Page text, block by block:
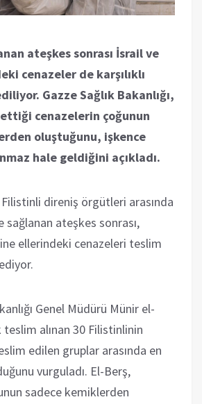
ateşkes sonrası İsrail ve
cenazeler de karşılıklı
Gazze Sağlık Bakanlığı,
cenazelerin çoğunun
oluştuğunu, işkence
hale geldiğini açıkladı.
direniş örgütleri arasında
sağlanan ateşkes sonrası,
ellerindeki cenazeleri teslim
Genel Müdürü Münir el-
alınan 30 Filistinlinin
edilen gruplar arasında en
vurguladı. El-Berş,
sadece kemiklerden